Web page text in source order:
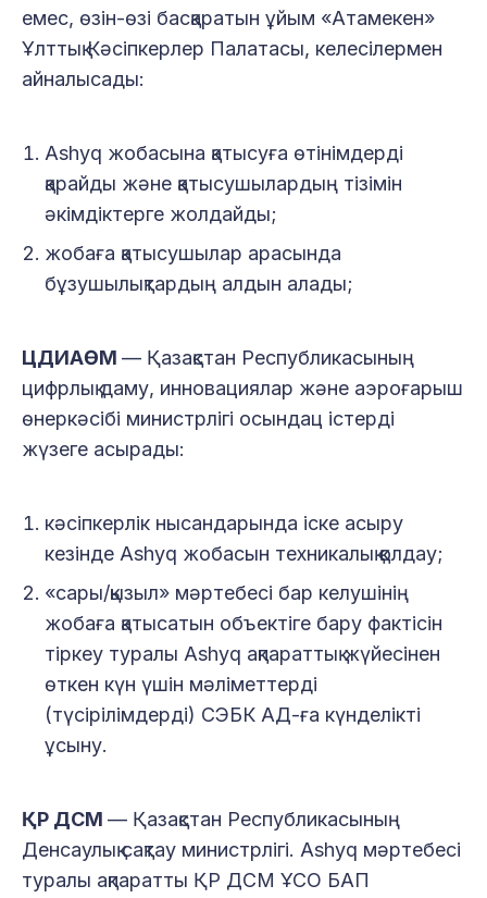
емес, өзін-өзі басқаратын ұйым «Атамекен»
Ұлттық Кәсіпкерлер Палатасы, келесілермен
айналысады:
Ashyq жобасына қатысуға өтінімдерді
қарайды және қатысушылардың тізімін
әкімдіктерге жолдайды;
жобаға қатысушылар арасында
бұзушылықтардың алдын алады;
ЦДИАӨМ — Қазақстан Республикасының
цифрлық даму, инновациялар және аэроғарыш
өнеркәсібі министрлігі осындац істерді
жүзеге асырады:
кәсіпкерлік нысандарында іске асыру
кезінде Ashyq жобасын техникалық қолдау;
«сары/қызыл» мәртебесі бар келушінің
жобаға қатысатын объектіге бару фактісін
тіркеу туралы Ashyq ақпараттық жүйесінен
өткен күн үшін мәліметтерді
(түсірілімдерді) СЭБК АД-ға күнделікті
ұсыну.
ҚР ДСМ — Қазақстан Республикасының
Денсаулық сақтау министрлігі. Ashyq мәртебесі
туралы ақпаратты ҚР ДСМ ҰСО БАП